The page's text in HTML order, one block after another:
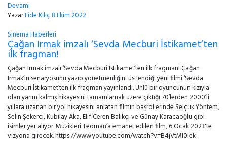
Devamı
YazarFide Kılıç 8 Ekim 2022
Sinema Haberleri
Çağan Irmak imzalı ‘Sevda Mecburi İstikamet’ten
ilk fragman!
Çağan Irmak imzalı ‘Sevda Mecburi İstikamet’ten ilk fragman! Çağan
Irmak’ın senaryosunu yazıp yönetmenliğini üstlendiği yeni filmi ‘Sevda
Mecburi İstikamet’ten ilk fragman yayınlandı. Ünlü bir oyuncunun kızıyla
olan yarım kalmış hikayesini tamamlamak üzere çıktığı 70’lerden 2000’li
yıllara uzanan bir yol hikayesini anlatan filmin başrollerinde Selçuk Yöntem,
Selin Şekerci, Kubilay Aka, Elif Ceren Balıkçı ve Günay Karacaoğlu gibi
isimler yer alıyor. Müzikleri Teoman’a emanet edilen film, 6 Ocak 2023'te
vizyona girecek. https://www.youtube.com/watch?v=B4jVtMI0Iek